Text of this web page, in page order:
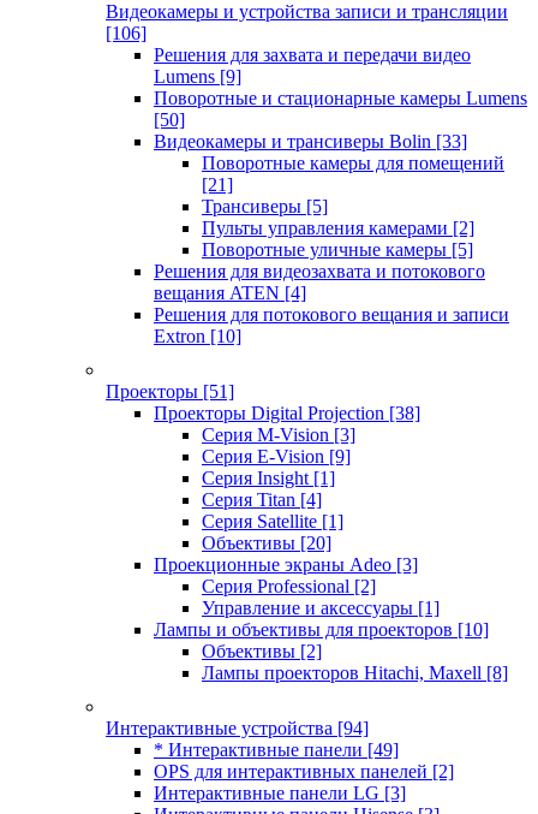
Видеокамеры и устройства записи и трансляции
[106]
Решения для захвата и передачи видео
Lumens [9]
Поворотные и стационарные камеры Lumens
[50]
Видеокамеры и трансиверы Bolin [33]
Поворотные камеры для помещений
[21]
Трансиверы [5]
Пульты управления камерами [2]
Поворотные уличные камеры [5]
Решения для видеозахвата и потокового
вещания ATEN [4]
Решения для потокового вещания и записи
Extron [10]
Проекторы [51]
Проекторы Digital Projection [38]
Серия M-Vision [3]
Серия E-Vision [9]
Серия Insight [1]
Серия Titan [4]
Серия Satellite [1]
Объективы [20]
Проекционные экраны Adeo [3]
Серия Professional [2]
Управление и аксессуары [1]
Лампы и объективы для проекторов [10]
Объективы [2]
Лампы проекторов Hitachi, Maxell [8]
Интерактивные устройства [94]
* Интерактивные панели [49]
OPS для интерактивных панелей [2]
Интерактивные панели LG [3]